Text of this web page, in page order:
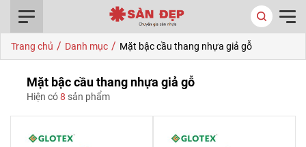
Trang chủ / Danh mục / Mặt bậc cầu thang nhựa giả gỗ
Mặt bậc cầu thang nhựa giả gỗ
Hiện có8 sản phẩm